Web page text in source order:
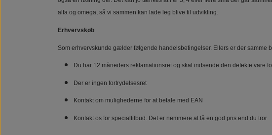
alfa og omega, så vi sammen kan lade leg blive til udvikling.
Erhvervskøb
Som erhvervskunde gælder følgende handelsbetingelser. Ellers er der samme
Du har 12 måneders reklamationsret og skal indsende den defekte vare
Der er ingen fortrydelsesret
Kontakt om mulighederne for at betale med EAN
Kontakt os for specialtilbud. Det er nemmere at få en god pris end du tror